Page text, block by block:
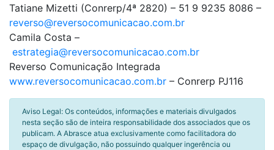
Tatiane Mizetti (Conrerp/4ª 2820) – 51 9 9235 8086 –
reverso@reversocomunicacao.com.br
Camila Costa –
estrategia@reversocomunicacao.com.br
Reverso Comunicação Integrada
www.reversocomunicacao.com.br – Conrerp PJ116
Aviso Legal: Os conteúdos, informações e materiais divulgados
nesta seção são de inteira responsabilidade dos associados que os
publicam. A Abrasce atua exclusivamente como facilitadora do
espaço de divulgação, não possuindo qualquer ingerência ou